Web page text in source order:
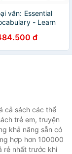
văn: Essential
- Learn
Speak Korean
đ
cả sách các thể
trẻ em, truyện
khả năng sẵn có
hợp hơn 100000
rẻ nhất trước khi